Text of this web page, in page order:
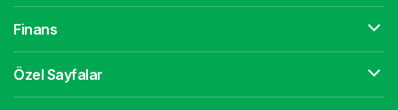
Finans
Özel Sayfalar